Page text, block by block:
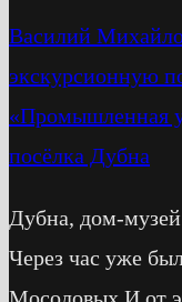
Василий
экскурсионную
«Промышленная
посёлка Дубна
Дубна, дом-
Через час уже